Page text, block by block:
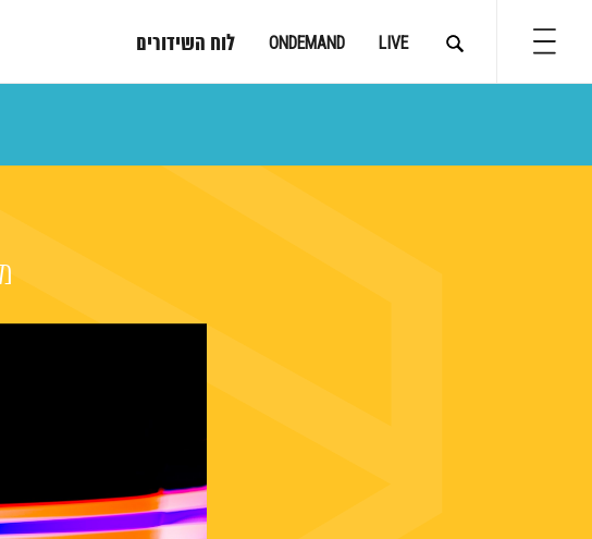
LIVE
ONDEMAND לוח השידורים